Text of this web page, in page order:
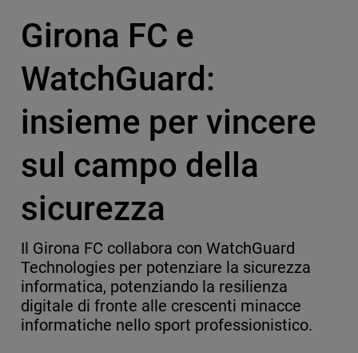
Girona FC e
WatchGuard:
insieme per vincere
sul campo della
sicurezza
Il Girona FC collabora con WatchGuard
Technologies per potenziare la sicurezza
informatica, potenziando la resilienza
digitale di fronte alle crescenti minacce
informatiche nello sport professionistico.